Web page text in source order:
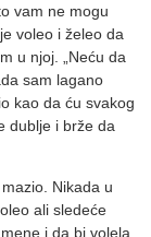
vam ne mogu
voleo i želeo da
u njoj. „Neću da
sam lagano
kao da ću svakog
dublje i brže da
Nikada u
ali sledeće
i da bi volela